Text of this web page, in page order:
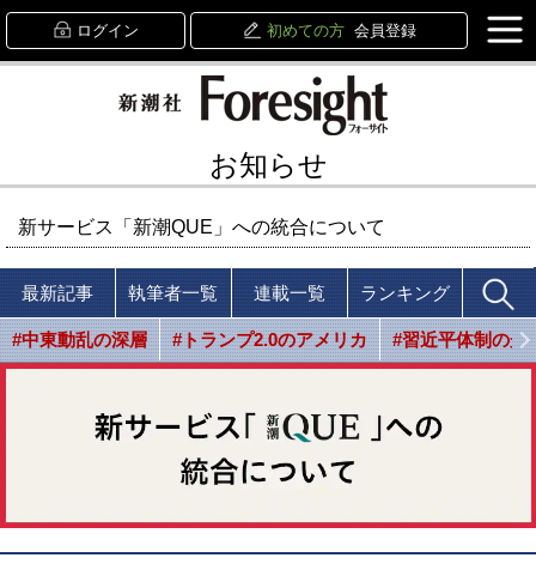
ログイン 初めての方 会員登録
お知らせ
新サービス「新潮QUE」への統合について
最新記事 執筆者一覧 連載一覧 ランキング
#中東動乱の深層 #トランプ2.0のアメリカ #習近平体制の光